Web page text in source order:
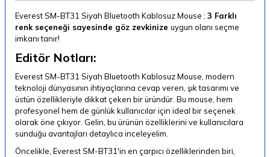
Everest SM-BT31 Siyah Bluetooth Kablosuz Mouse ; 3 Farklı
renk seçeneği sayesinde göz zevkinize uygun olanı seçme
imkanı tanır!
Editör Notları:
Everest SM-BT31 Siyah Bluetooth Kablosuz Mouse, modern
teknoloji dünyasının ihtiyaçlarına cevap veren, şık tasarımı ve
üstün özellikleriyle dikkat çeken bir üründür. Bu mouse, hem
profesyonel hem de günlük kullanıcılar için ideal bir seçenek
olarak öne çıkıyor. Gelin, bu ürünün özelliklerini ve kullanıcılara
sunduğu avantajları detaylıca inceleyelim.
Öncelikle, Everest SM-BT31'in en çarpıcı özelliklerinden biri,